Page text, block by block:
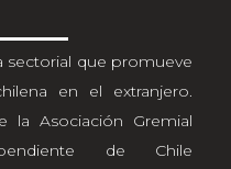
sectorial que promueve
en el extranjero.
la Asociación Gremial
de Chile